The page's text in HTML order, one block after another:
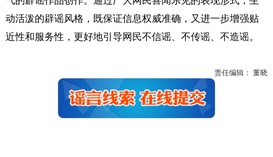
动活泼的辟谣风格，既保证信息权威准确，又进一步增强贴
近性和服务性，更好地引导网民不信谣、不传谣、不造谣。
责任编辑： 董晓